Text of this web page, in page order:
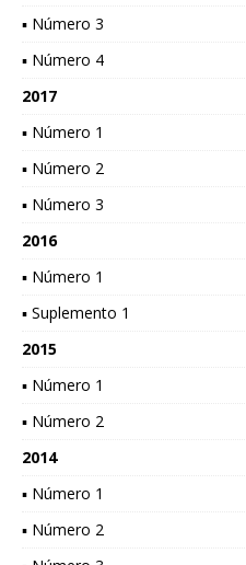
▪ Número 3
▪ Número 4
2017
▪ Número 1
▪ Número 2
▪ Número 3
2016
▪ Número 1
▪ Suplemento 1
2015
▪ Número 1
▪ Número 2
2014
▪ Número 1
▪ Número 2